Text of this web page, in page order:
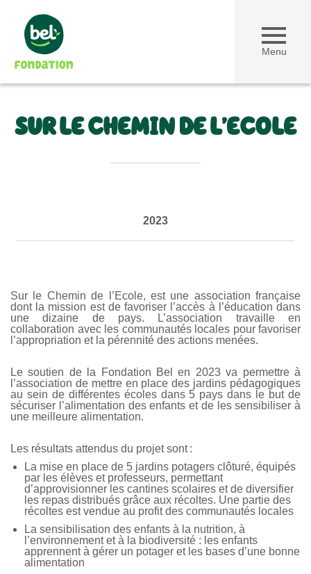
Menu
SUR LE CHEMIN DE L’ECOLE
2023
Sur le Chemin de l’Ecole, est une association française
dont la mission est de favoriser l’accès à l’éducation dans
une dizaine de pays. L’association travaille en
collaboration avec les communautés locales pour favoriser
l’appropriation et la pérennité des actions menées.
Le soutien de la Fondation Bel en 2023 va permettre à
l’association de mettre en place des jardins pédagogiques
au sein de différentes écoles dans 5 pays dans le but de
sécuriser l’alimentation des enfants et de les sensibiliser à
une meilleure alimentation.
Les résultats attendus du projet sont :
La mise en place de 5 jardins potagers clôturé, équipés
par les élèves et professeurs, permettant
d’approvisionner les cantines scolaires et de diversifier
les repas distribués grâce aux récoltes. Une partie des
récoltes est vendue au profit des communautés locales
La sensibilisation des enfants à la nutrition, à
l’environnement et à la biodiversité : les enfants
apprennent à gérer un potager et les bases d’une bonne
alimentation